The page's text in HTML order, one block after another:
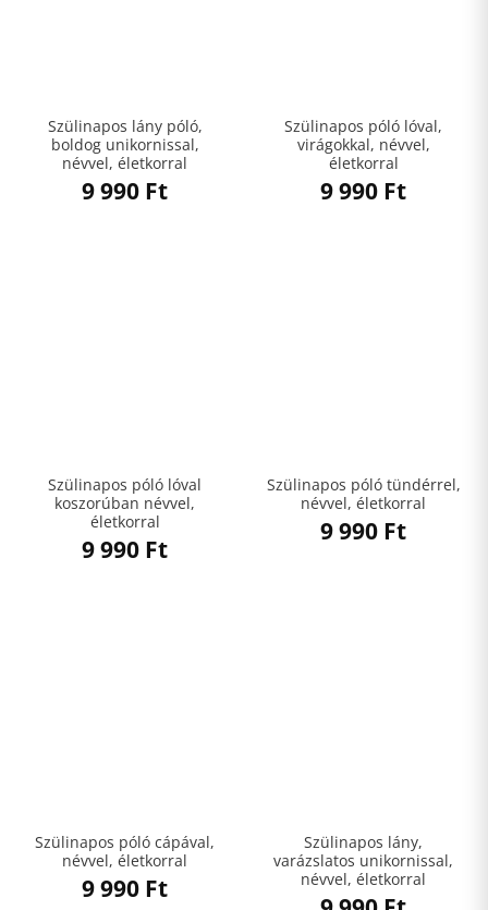
Szülinapos lány póló,
boldog unikornissal,
névvel, életkorral
9 990 Ft
Szülinapos póló lóval,
virágokkal, névvel,
életkorral
9 990 Ft
Szülinapos póló lóval
koszorúban névvel,
életkorral
9 990 Ft
Szülinapos póló tündérrel,
névvel, életkorral
9 990 Ft
Szülinapos póló cápával,
névvel, életkorral
9 990 Ft
Szülinapos lány,
varázslatos unikornissal,
névvel, életkorral